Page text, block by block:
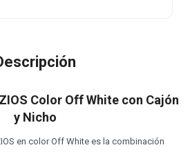
Color Off White con Cajón
y Nicho
en color Off White es la combinación